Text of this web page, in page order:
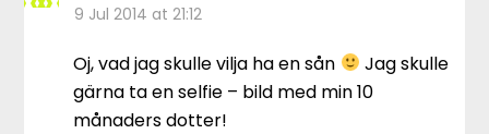
9 Jul 2014 at 21:12
Oj, vad jag skulle vilja ha en sån
Jag skulle
gärna ta en selfie – bild med min 10
månaders dotter!